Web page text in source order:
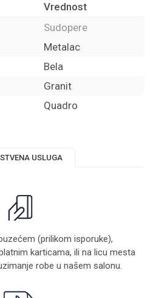
Vrednost
Sudopere
Metalac
Bela
Granit
Quadro
USLUGA
(prilikom isporuke),
karticama, ili na licu mesta
robe u našem salonu.